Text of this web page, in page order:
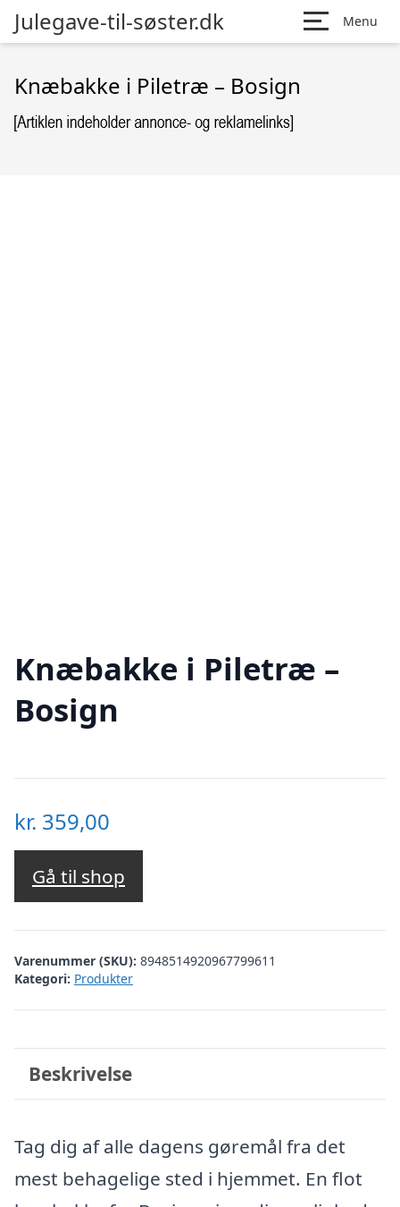
Julegave-til-søster.dk Menu
Knæbakke i Piletræ – Bosign
Knæbakke i Piletræ –
Bosign
kr. 359,00
Gå til shop
Varenummer (SKU): 8948514920967799611
Kategori: Produkter
Beskrivelse
Tag dig af alle dagens gøremål fra det
mest behagelige sted i hjemmet. En flot